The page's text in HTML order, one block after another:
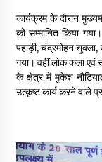
कार्यक्रम के दौरान
को सम्मानित किया
पहाड़ी, चंद्रमोहन शुक्ला,
गया। वहीं लोक कला एवं
के क्षेत्र में मुकेश
उत्कृष्ट कार्य करने वाले